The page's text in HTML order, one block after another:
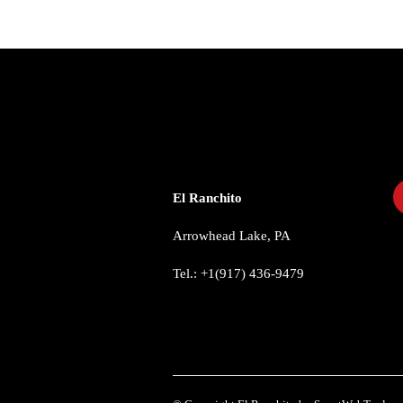
El Ranchito
Arrowhead Lake, PA
Tel.: +1(917) 436-9479